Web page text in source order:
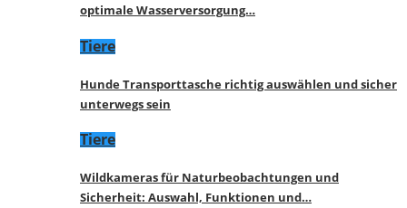
optimale Wasserversorgung…
Tiere
Hunde Transporttasche richtig auswählen und sicher
unterwegs sein
Tiere
Wildkameras für Naturbeobachtungen und
Sicherheit: Auswahl, Funktionen und…